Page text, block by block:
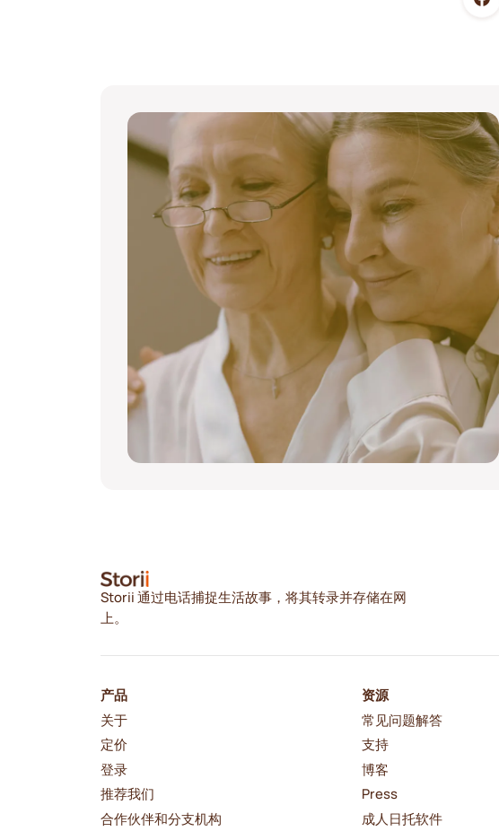
Storii 通过电话捕捉生活故事，将其转录并存储在网
上。
产品
关于
定价
登录
推荐我们
合作伙伴和分支机构
资源
常见问题解答
支持
博客
Press
成人日托软件